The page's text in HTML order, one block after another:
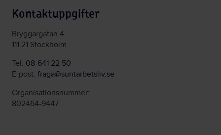
Kontaktuppgifter
Bryggargatan 4
111 21 Stockholm
Tel: 08-641 22 50
E-post: fraga@suntarbetsliv.se
Organisationsnummer:
802464-9447